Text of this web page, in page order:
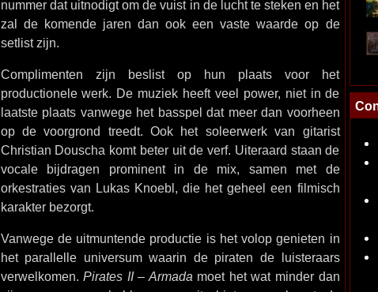
nummer dat uitnodigt om de vuist in de lucht te steken en het
zal de komende jaren dan ook een vaste waarde op de
setlist zijn.
Complimenten zijn beslist op hun plaats voor het
productionele werk. De muziek heeft veel power, niet in de
laatste plaats vanwege het basspel dat meer dan voorheen
op de voorgrond treedt. Ook het soleerwerk van gitarist
Christian Douscha komt beter uit de verf. Uiteraard staan de
vocale bijdragen prominent in de mix, samen met de
orkestraties van Lukas Knoebl, die het geheel een filmisch
karakter bezorgt.
Vanwege de uitmuntende productie is het volop genieten in
het parallelle universum waarin de piraten de luisteraars
verwelkomen.Pirates II – Armada moet het wat minder dan